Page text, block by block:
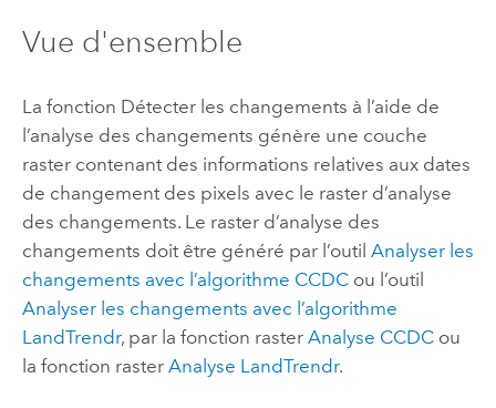
Vue d'ensemble
La fonction Détecter les changements à l’aide de
l’analyse des changements génère une couche
raster contenant des informations relatives aux dates
de changement des pixels avec le raster d’analyse
des changements. Le raster d’analyse des
changements doit être généré par l’outil Analyser les
changements avec l’algorithme CCDCou l’outil
Analyser les changements avec l’algorithme
LandTrendr, par la fonction raster Analyse CCDCou
la fonction raster Analyse LandTrendr.